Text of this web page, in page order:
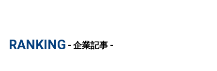
RANKING - 企業記事 -